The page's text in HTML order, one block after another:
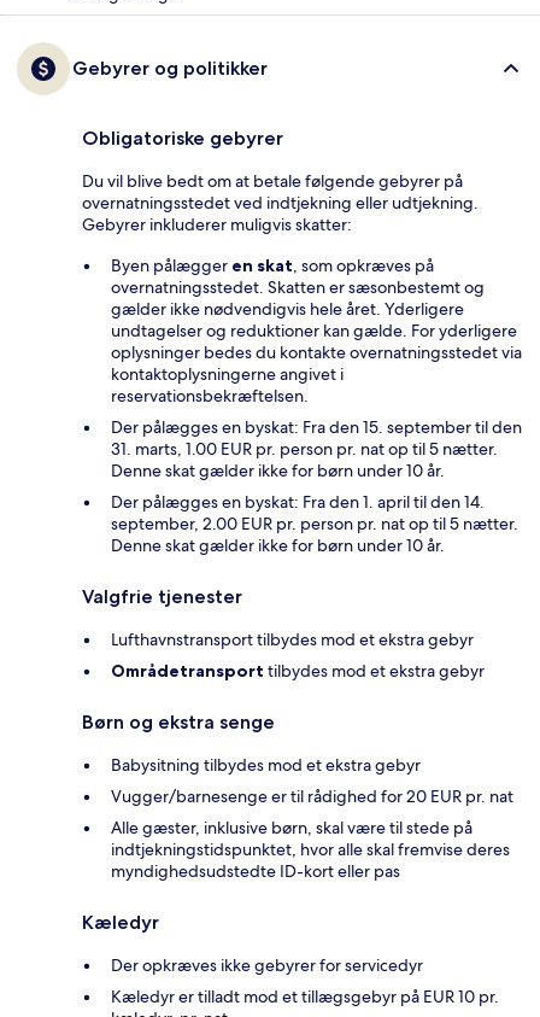
Gebyrer og politikker
Obligatoriske gebyrer
Du vil blive bedt om at betale følgende gebyrer på
overnatningsstedet ved indtjekning eller udtjekning.
Gebyrer inkluderer muligvis skatter:
Byen pålægger en skat, som opkræves på
overnatningsstedet. Skatten er sæsonbestemt og
gælder ikke nødvendigvis hele året. Yderligere
undtagelser og reduktioner kan gælde. For yderligere
oplysninger bedes du kontakte overnatningsstedet via
kontaktoplysningerne angivet i
reservationsbekræftelsen.
Der pålægges en byskat: Fra den 15. september til den
31. marts, 1.00 EUR pr. person pr. nat op til 5 nætter.
Denne skat gælder ikke for børn under 10 år.
Der pålægges en byskat: Fra den 1. april til den 14.
september, 2.00 EUR pr. person pr. nat op til 5 nætter.
Denne skat gælder ikke for børn under 10 år.
Valgfrie tjenester
Lufthavnstransport tilbydes mod et ekstra gebyr
Områdetransport tilbydes mod et ekstra gebyr
Børn og ekstra senge
Babysitning tilbydes mod et ekstra gebyr
Vugger/barnesenge er til rådighed for 20 EUR pr. nat
Alle gæster, inklusive børn, skal være til stede på
indtjekningstidspunktet, hvor alle skal fremvise deres
myndighedsudstedte ID-kort eller pas
Kæledyr
Der opkræves ikke gebyrer for servicedyr
Kæledyr er tilladt mod et tillægsgebyr på EUR 10 pr.